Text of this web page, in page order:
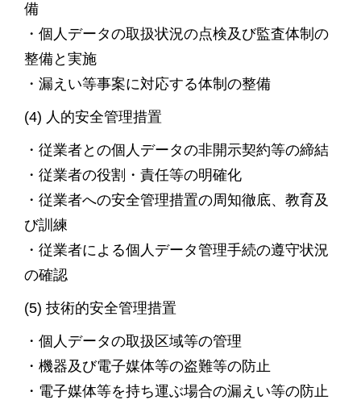
備
・個人データの取扱状況の点検及び監査体制の
整備と実施
・漏えい等事案に対応する体制の整備
(4) 人的安全管理措置
・従業者との個人データの非開示契約等の締結
・従業者の役割・責任等の明確化
・従業者への安全管理措置の周知徹底、教育及
び訓練
・従業者による個人データ管理手続の遵守状況
の確認
(5) 技術的安全管理措置
・個人データの取扱区域等の管理
・機器及び電子媒体等の盗難等の防止
・電子媒体等を持ち運ぶ場合の漏えい等の防止